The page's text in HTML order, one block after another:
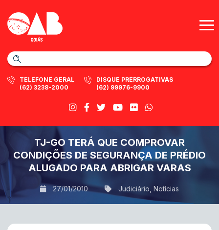
TELEFONE GERAL
(62) 3238-2000
DISQUE PRERROGATIVAS
(62) 99976-9900
TJ-GO TERÁ QUE COMPROVAR
CONDIÇÕES DE SEGURANÇA DE PRÉDIO
ALUGADO PARA ABRIGAR VARAS
27/01/2010 Judiciário Notícias